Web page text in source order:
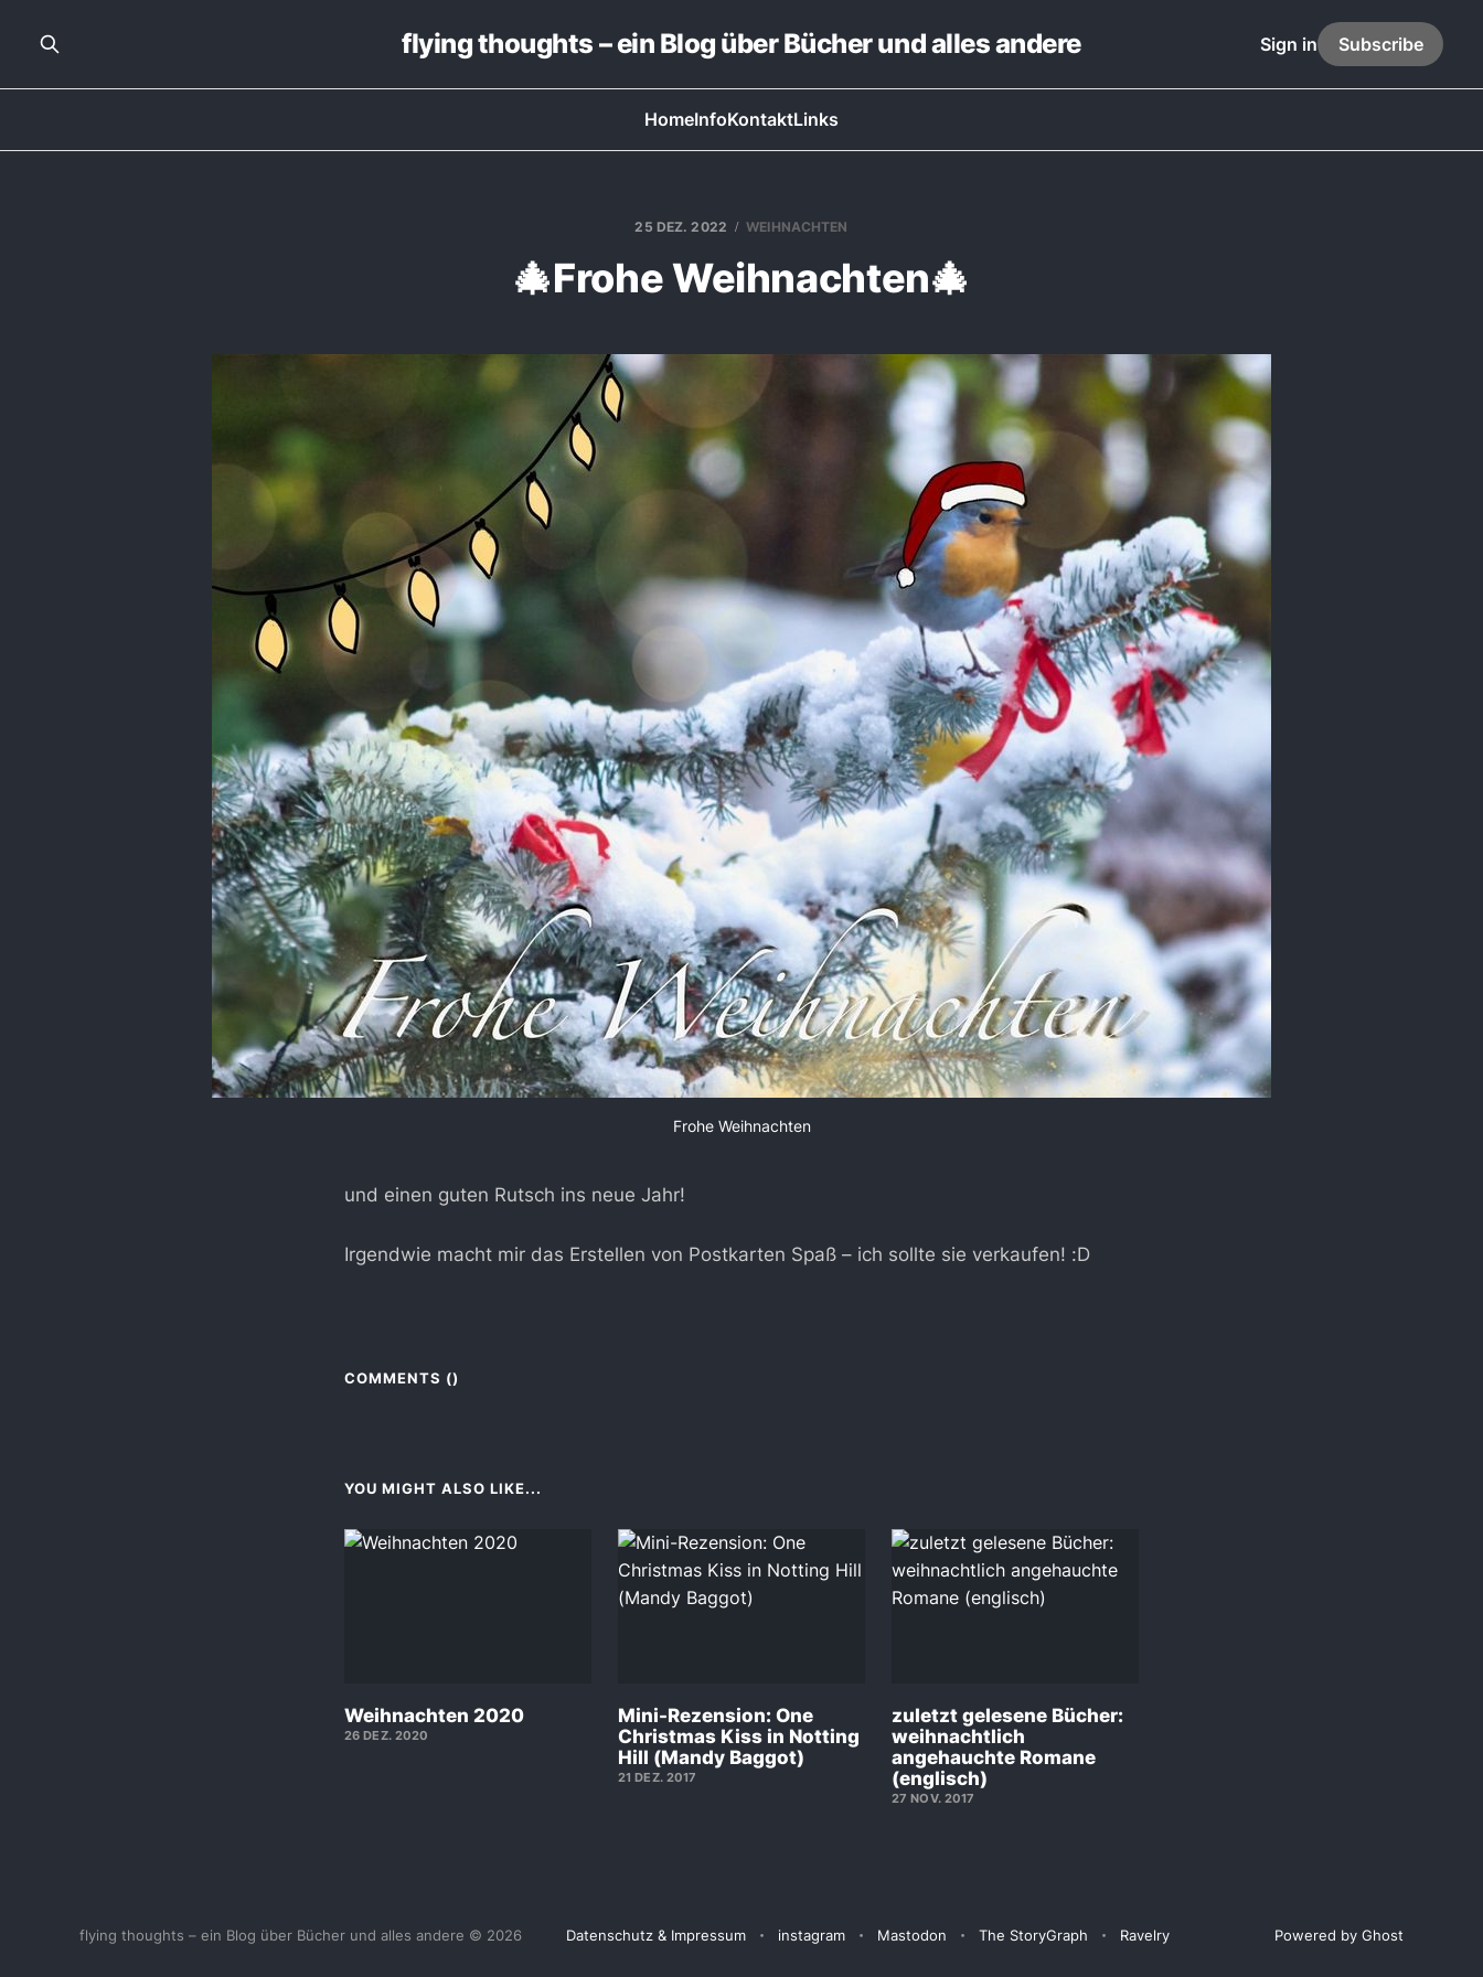
flying thoughts – ein Blog über Bücher und alles andere
HomeInfoKontaktLinks
Sign in Subscribe
25 DEZ. 2022 WEIHNACHTEN
🎄Frohe Weihnachten🎄
Frohe Weihnachten
und einen guten Rutsch ins neue Jahr!
Irgendwie macht mir das Erstellen von Postkarten Spaß – ich sollte sie verkaufen! :D
COMMENTS ()
YOU MIGHT ALSO LIKE...
Weihnachten 2020
26 DEZ. 2020
Mini-Rezension: One
Christmas Kiss in Notting
Hill (Mandy Baggot)
21 DEZ. 2017
zuletzt gelesene Bücher:
weihnachtlich
angehauchte Romane
(englisch)
27 NOV. 2017
flying thoughts – ein Blog über Bücher und alles andere © 2026 Datenschutz & Impressum instagram Mastodon The StoryGraph Ravelry Powered by Ghost